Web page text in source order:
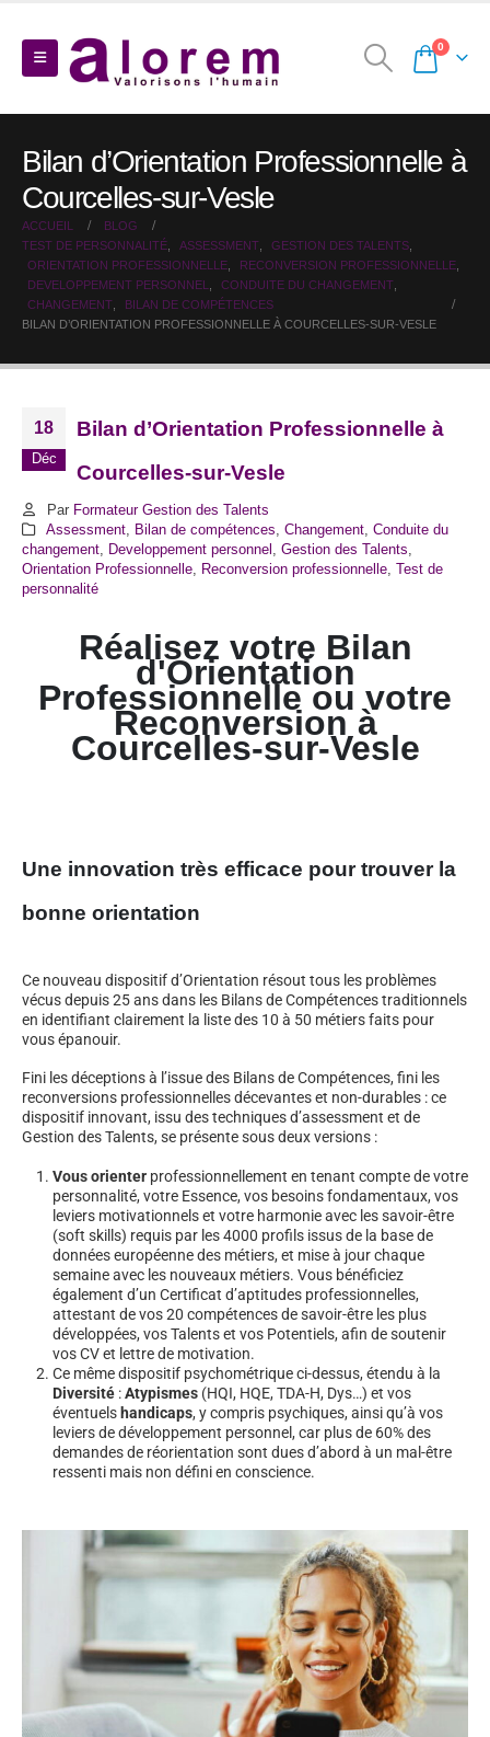
0
Bilan d’Orientation Professionnelle à
Courcelles-sur-Vesle
ACCUEIL
BLOG
TEST DE PERSONNALITÉ
ASSESSMENT GESTION DES TALENTS
ORIENTATION PROFESSIONNELLE
RECONVERSION PROFESSIONNELLE
DEVELOPPEMENT PERSONNEL
CONDUITE DU CHANGEMENT
CHANGEMENT
BILAN DE COMPÉTENCES
BILAN D’ORIENTATION PROFESSIONNELLE À COURCELLES-SUR-VESLE
18
Déc
Bilan d’Orientation Professionnelle à
Courcelles-sur-Vesle
Par Formateur Gestion des Talents
Assessment, Bilan de compétences Changement, Conduite du
changement
Developpement personnel Gestion des Talents
Orientation Professionnelle
Reconversion professionnelle Test de
personnalité
Réalisez votre Bilan
d'Orientation
Professionnelle ou votre
Reconversion à
Courcelles-sur-Vesle
Une innovation très efficace pour trouver la
bonne orientation
Ce nouveau dispositif d’Orientation résout tous les problèmes
vécus depuis 25 ans dans les Bilans de Compétences traditionnels
en identifiant clairement la liste des 10 à 50 métiers faits pour
vous épanouir.
Fini les déceptions à l’issue des Bilans de Compétences, fini les
reconversions professionnelles décevantes et non-durables : ce
dispositif innovant, issu des techniques d’assessment et de
Gestion des Talents, se présente sous deux versions :
Vous orienter professionnellement en tenant compte de votre
personnalité, votre Essence, vos besoins fondamentaux, vos
leviers motivationnels et votre harmonie avec les savoir-être
(soft skills) requis par les 4000 profils issus de la base de
données européenne des métiers, et mise à jour chaque
semaine avec les nouveaux métiers. Vous bénéficiez
également d’un Certificat d’aptitudes professionnelles,
attestant de vos 20 compétences de savoir-être les plus
développées, vos Talents et vos Potentiels, afin de soutenir
vos CV et lettre de motivation.
Ce même dispositif psychométrique ci-dessus, étendu à la
Diversité :Atypismes (HQI, HQE, TDA-H, Dys…) et vos
éventuels handicaps, y compris psychiques, ainsi qu’à vos
leviers de développement personnel, car plus de 60% des
demandes de réorientation sont dues d’abord à un mal-être
ressenti mais non défini en conscience.